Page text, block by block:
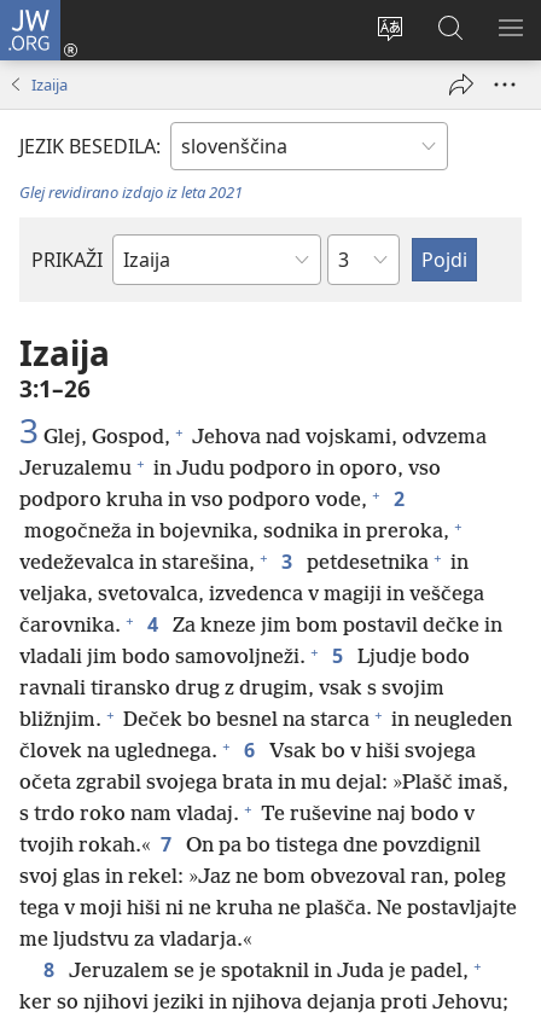
JW.ORG
Spremeni
spletnega
mesta
Prijava
(odpre
Iskanje
po
JW.ORG
Izaija
JEZIK BESEDILA:
Glej revidirano izdajo iz leta 2021
PRIKAŽI
Po
Poglavje
Izaija
3:1–26
3 Glej, Gospod, + Jehova nad vojskami, odvzema
Jeruzalemu + in Judu podporo in oporo, vso
podporo kruha in vso podporo vode, + 2
mogočneža in bojevnika, sodnika in preroka, +
vedeževalca in starešina, + 3 petdesetnika + in
veljaka, svetovalca, izvedenca v magiji in veščega
čarovnika. + 4
Za kneze jim bom postavil dečke in
vladali jim bodo samovoljneži. + 5
Ljudje bodo
ravnali tiransko drug z drugim, vsak s svojim
bližnjim. + Deček bo besnel na starca + in neugleden
človek na uglednega. + 6
Vsak bo v hiši svojega
očeta zgrabil svojega brata in mu dejal: »Plašč imaš,
s trdo roko nam vladaj. + Te ruševine naj bodo v
tvojih rokah.« 7
On pa bo tistega dne povzdignil
svoj glas in rekel: »Jaz ne bom obvezoval ran, poleg
tega v moji hiši ni ne kruha ne plašča. Ne postavljajte
me ljudstvu za vladarja.«
8 Jeruzalem se je spotaknil in Juda je padel, +
ker so njihovi jeziki in njihova dejanja proti Jehovu;